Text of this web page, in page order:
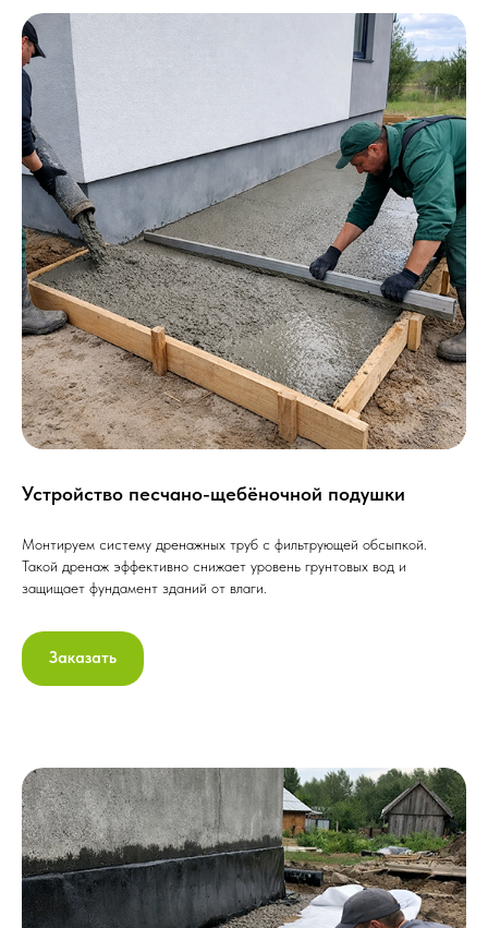
Устройство песчано-щебёночной подушки
Монтируем систему дренажных труб с фильтрующей обсыпкой.
Такой дренаж эффективно снижает уровень грунтовых вод и
защищает фундамент зданий от влаги.
Заказать